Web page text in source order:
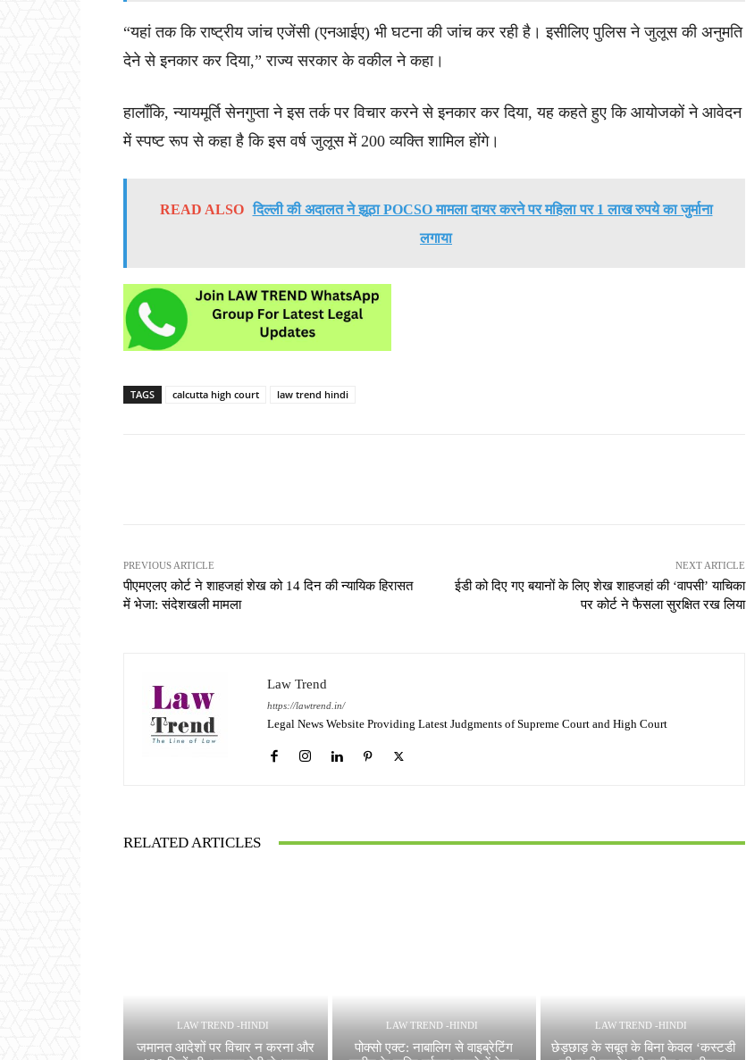
“यहां तक कि राष्ट्रीय जांच एजेंसी (एनआईए) भी घटना की जांच कर रही है। इसीलिए पुलिस ने जुलूस की अनुमति
देने से इनकार कर दिया,” राज्य सरकार के वकील ने कहा।
हालाँकि, न्यायमूर्ति सेनगुप्ता ने इस तर्क पर विचार करने से इनकार कर दिया, यह कहते हुए कि आयोजकों ने आवेदन
में स्पष्ट रूप से कहा है कि इस वर्ष जुलूस में 200 व्यक्ति शामिल होंगे।
READ ALSO दिल्ली की अदालत ने झूठा POCSO मामला दायर करने पर महिला पर 1 लाख रुपये का जुर्माना
लगाया
TAGS calcutta high court law trend hindi
PREVIOUS ARTICLE
पीएमएलए कोर्ट ने शाहजहां शेख को 14 दिन की न्यायिक हिरासत
में भेजा: संदेशखली मामला
NEXT ARTICLE
ईडी को दिए गए बयानों के लिए शेख शाहजहां की ‘वापसी’ याचिका
पर कोर्ट ने फैसला सुरक्षित रख लिया
Law Trend
https://lawtrend.in/
Legal News Website Providing Latest Judgments of Supreme Court and High Court
RELATED ARTICLES
LAW TREND -HINDI
जमानत आदेशों पर विचार न करना और
LAW TREND -HINDI
पोक्सो एक्ट: नाबालिग से वाइब्रेटिंग
LAW TREND -HINDI
छेड़छाड़ के सबूत के बिना केवल ‘कस्टडी